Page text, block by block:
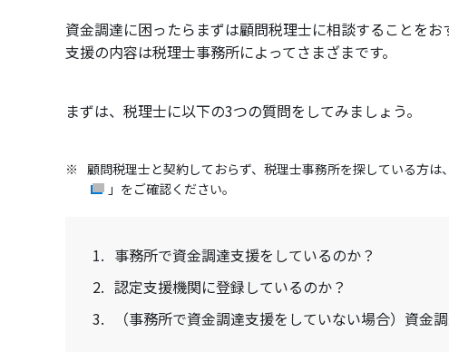
資金調達に困ったらまずは顧問税理士に相談することを
支援の内容は税理士事務所によってさまざまです。
まずは、税理士に以下の3つの質問をしてみましょう。
※ 顧問税理士と契約しておらず、税理士事務所を探している方は
」をご確認ください。
1. 事務所で資金調達支援をしているのか？
2. 認定支援機関に登録しているのか？
3.
（事務所で資金調達支援をしていない場合）資金